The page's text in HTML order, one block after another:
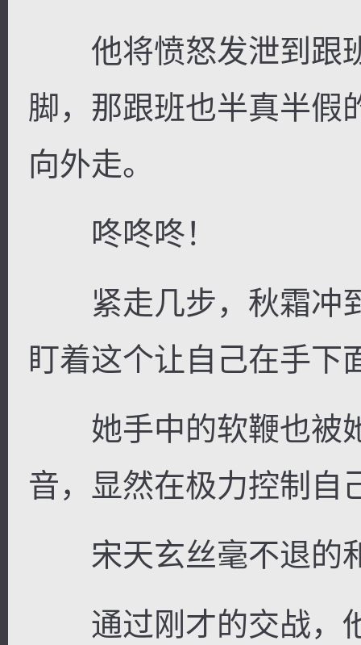
他将愤怒发泄到跟
脚，那跟班也半真半假
向外走。
咚咚咚！
紧走几步，秋霜冲
盯着这个让自己在手下
她手中的软鞭也被
音，显然在极力控制自
宋天玄丝毫不退的
通过刚才的交战，